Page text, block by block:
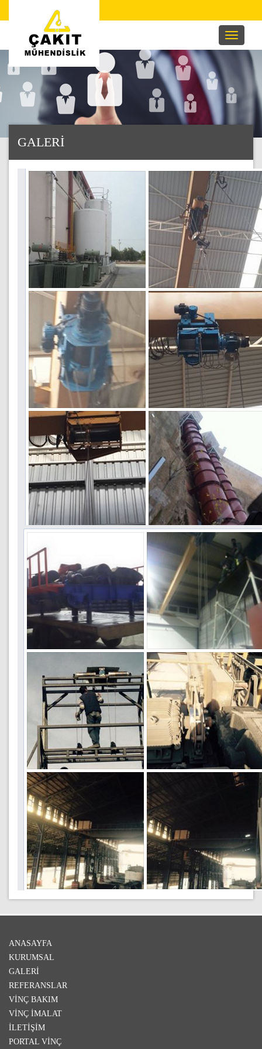
GALERİ
ANASAYFA
KURUMSAL
GALERI
REFERANSLAR
VINÇ BAKIM
VINÇ İMALAT
İLETIŞIM
PORTAL VINÇ